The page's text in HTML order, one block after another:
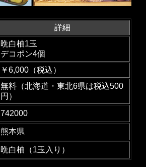
詳細
晩白柚1玉
デコポン4個
￥6,000（税込）
無料（北海道・東北6県は税込500
円）
742000
熊本県
晩白柚（1玉入り）